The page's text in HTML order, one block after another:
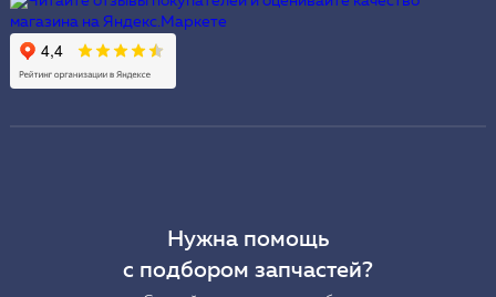
Нужна помощь
с подбором запчастей?